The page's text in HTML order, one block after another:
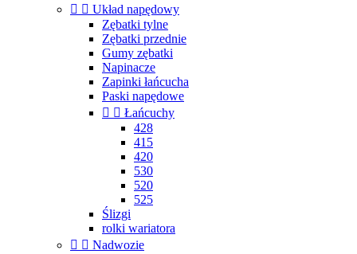
  Układ napędowy
Zębatki tylne
Zębatki przednie
Gumy zębatki
Napinacze
Zapinki łańcucha
Paski napędowe
  Łańcuchy
428
415
420
530
520
525
Ślizgi
rolki wariatora
  Nadwozie